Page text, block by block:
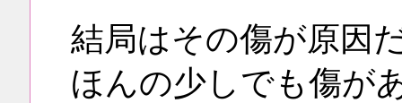
結局はその傷が原因
ほんの少しでも傷が